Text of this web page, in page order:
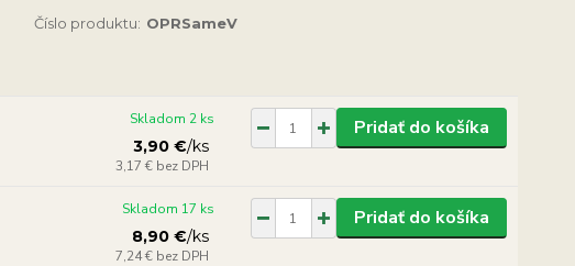
Číslo produktu: OPRSameV
3,90 €/ks
3,17 € bez DPH
Skladom 2 ks Pridať do košíka
8,90 €/ks
7,24 € bez DPH
Skladom 17 ks Pridať do košíka